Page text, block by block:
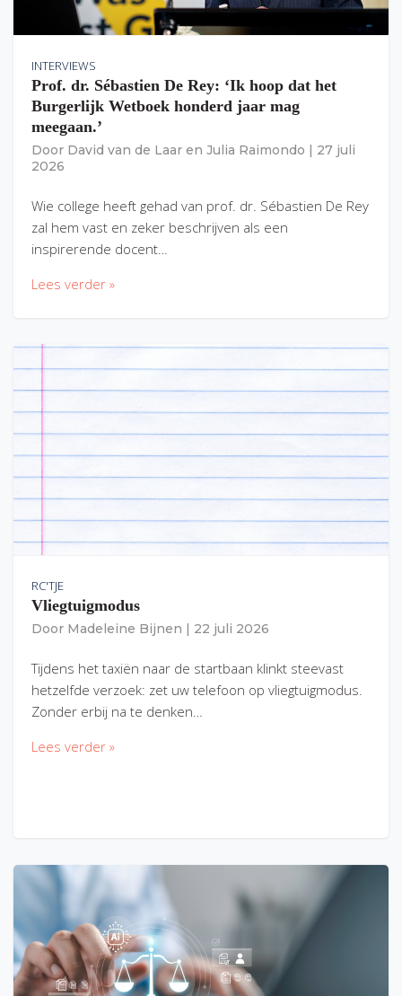
INTERVIEWS
Prof. dr. Sébastien De Rey: ‘Ik hoop dat het
Burgerlijk Wetboek honderd jaar mag
meegaan.’
Door David van de Laar en Julia Raimondo
27 juli
2026
Wie college heeft gehad van prof. dr. Sébastien De Rey
zal hem vast en zeker beschrijven als een
inspirerende docent…
Lees verder »
RC'TJE
Vliegtuigmodus
Door Madeleine Bijnen 22 juli 2026
Tijdens het taxiën naar de startbaan klinkt steevast
hetzelfde verzoek: zet uw telefoon op vliegtuigmodus.
Zonder erbij na te denken…
Lees verder »